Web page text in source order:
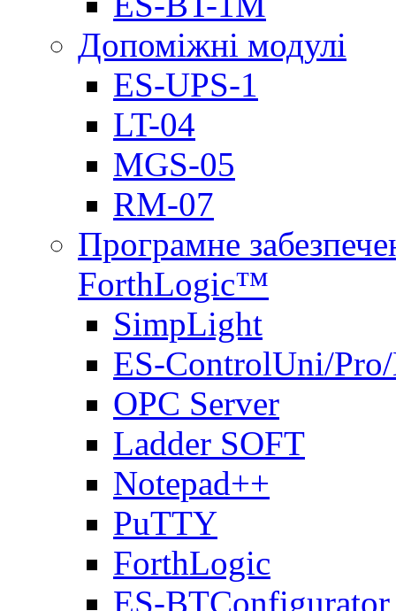
Допоміжні модулі
ES-UPS-1
LT-04
МGS-05
RM-07
Програмне
ForthLogic™
SimpLight
ES-ControlUni/
OPC Server
Ladder SOFT
Notepad++
PuTTY
ForthLogic
ES-BTConfigurator